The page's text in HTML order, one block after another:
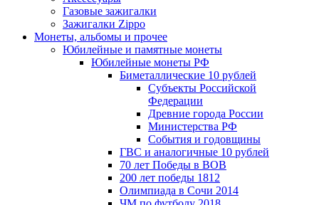
Газовые зажигалки
Зажигалки Zippo
Монеты, альбомы и прочее
Юбилейные и памятные монеты
Юбилейные монеты РФ
Биметаллические 10 рублей
Субъекты Российской
Федерации
Древние города России
Министерства РФ
События и годовщины
ГВС и аналогичные 10 рублей
70 лет Победы в ВОВ
200 лет победы 1812
Олимпиада в Сочи 2014